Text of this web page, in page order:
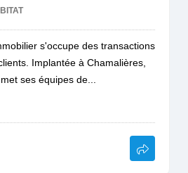
s'occupe des transactions
Implantée à Chamalières,
ses équipes de...